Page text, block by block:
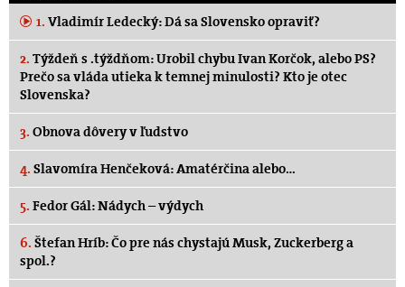
1. Vladimír Ledecký: Dá sa Slovensko opraviť?
2. Týždeň s .týždňom: Urobil chybu Ivan Korčok, alebo PS?
Prečo sa vláda utieka k temnej minulosti? Kto je otec
Slovenska?
3. Obnova dôvery v ľudstvo
4. Slavomíra Henčeková: Amatérčina alebo…
5. Fedor Gál: Nádych – výdych
6. Štefan Hríb: Čo pre nás chystajú Musk, Zuckerberg a
spol.?